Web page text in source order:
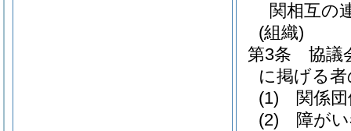
関相互の
(組織)
第3条
協議
に掲げる
(1)
関係
(2)
障が